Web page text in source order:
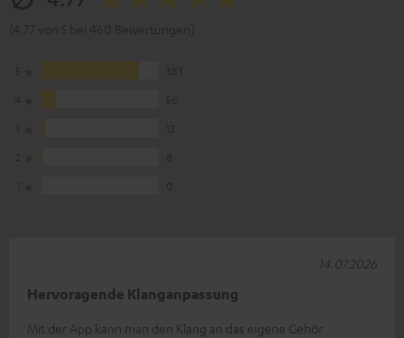
Hervoragende Klanganpassung
Mit der App kann man den Klang an das eigene Gehör
14.07.2026